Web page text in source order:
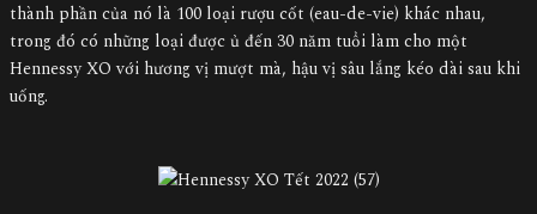
thành phần của nó là 100 loại rượu cốt (eau-de-vie) khác nhau,
trong đó có những loại được ủ đến 30 năm tuổi làm cho một
Hennessy XO với hương vị mượt mà, hậu vị sâu lắng kéo dài sau khi
uống.